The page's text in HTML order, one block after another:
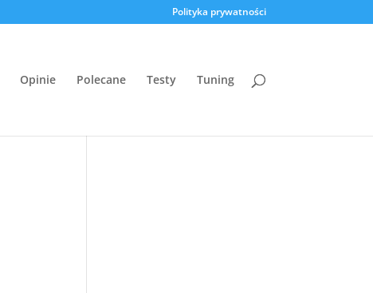
Polityka prywatności
Opinie Polecane Testy Tuning